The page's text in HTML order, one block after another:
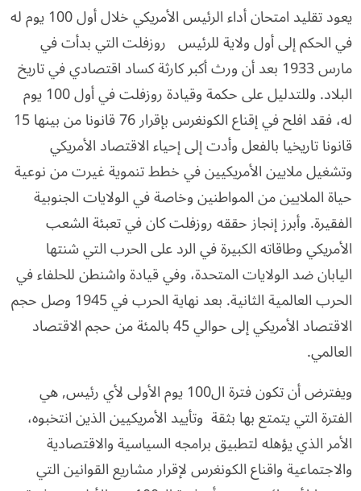
يعود تقليد امتحان أداء الرئيس الأمريكي خلال أول 100 يوم له
في الحكم إلى أول ولاية للرئيس روزفلت التي بدأت في
مارس 1933 بعد أن ورث أكبر كارثة كساد اقتصادي في تاريخ
البلاد. وللتدليل على حكمة وقيادة روزفلت في أول 100 يوم
له، فقد افلح في إقناع الكونغرس بإقرار 76 قانونا من بينها 15
قانونا تاريخيا بالفعل وأدت إلى إحياء الاقتصاد الأمريكي
وتشغيل ملايين الأمريكيين في خطط تنموية غيرت من نوعية
حياة الملايين من المواطنين وخاصة في الولايات الجنوبية
الفقيرة. وأبرز إنجاز حققه روزفلت كان في تعبئة الشعب
الأمريكي وطاقاته الكبيرة في الرد على الحرب التي شنتها
اليابان ضد الولايات المتحدة، وفي قيادة واشنطن للحلفاء في
الحرب العالمية الثانية. بعد نهاية الحرب في 1945 وصل حجم
الاقتصاد الأمريكي إلى حوالي 45 بالمئة من حجم الاقتصاد
العالمي.
ويفترض أن تكون فترة ال100 يوم الأولى لأي رئيس, هي
الفترة التي يتمتع بها بثقة وتأييد الأمريكيين الذين انتخبوه،
الأمر الذي يؤهله لتطبيق برامجه السياسية والاقتصادية
والاجتماعية واقناع الكونغرس لإقرار مشاريع القوانين التي